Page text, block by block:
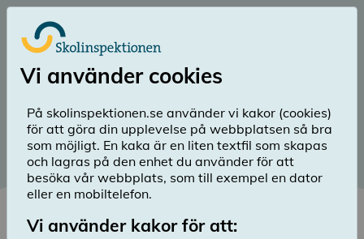
Till huvudinnehåll
searchSök
Diarienummer 2021:1762
Publicerad 26 mars 2021
Statistikrapport över
individärenden 2020
Vi använder cookies
På skolinspektionen.se använder vi kakor (cookies)
för att göra din upplevelse på webbplatsen så bra
som möjligt. En kaka är en liten textfil som skapas
och lagras på den enhet du använder för att
besöka vår webbplats, som till exempel en dator
eller en mobiltelefon.
Vi använder kakor för att: